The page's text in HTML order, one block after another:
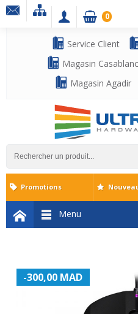
Service Client
Magasin
Magasin Agadir
0
Menu
Promotions
-300,00 MAD